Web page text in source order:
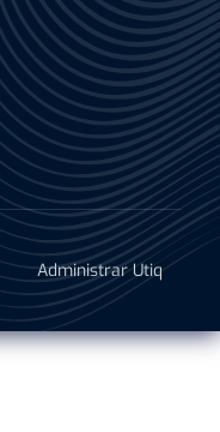
Administrar Utiq